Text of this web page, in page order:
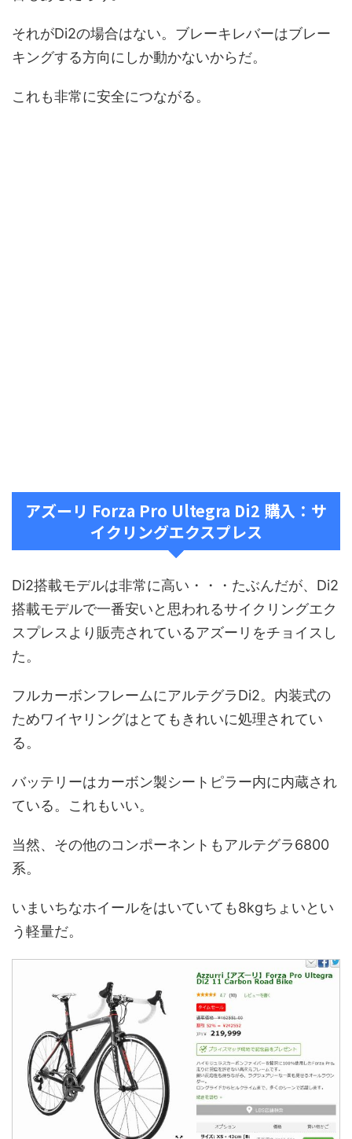
それがDi2の場合はない。ブレーキレバーはブレー
キングする方向にしか動かないからだ。
これも非常に安全につながる。
アズーリ Forza Pro Ultegra Di2 購入：サ
イクリングエクスプレス
Di2搭載モデルは非常に高い・・・たぶんだが、Di2
搭載モデルで一番安いと思われるサイクリングエク
スプレスより販売されているアズーリをチョイスし
た。
フルカーボンフレームにアルテグラDi2。内装式の
ためワイヤリングはとてもきれいに処理されてい
る。
バッテリーはカーボン製シートピラー内に内蔵され
ている。これもいい。
当然、その他のコンポーネントもアルテグラ6800
系。
いまいちなホイールをはいていても8kgちょいとい
う軽量だ。